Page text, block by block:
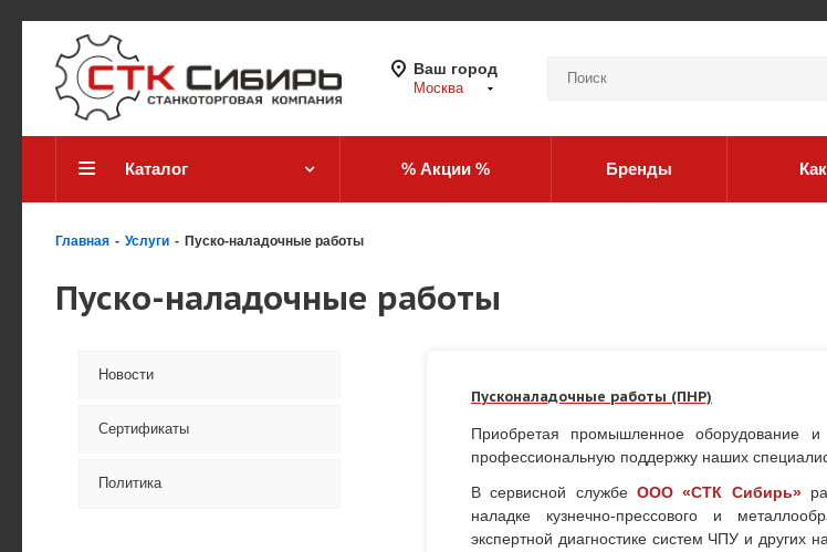
Ваш город
Москва
Каталог % Акции % Бренды
Главная - Услуги - Пуско-наладочные работы
Пуско-наладочные работы
Пусконаладочные работы (ПНР)
Приобретая промышленное оборудование
профессиональную поддержку наших
В сервисной службе ООО «СТК Сибирь»
наладке кузнечно-прессового и
экспертной диагностике систем ЧПУ и других
Новости
Сертификаты
Политика